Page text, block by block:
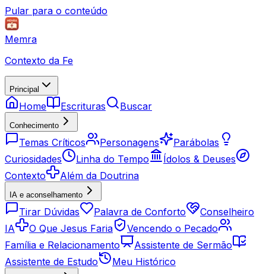
Pular para o conteúdo
Memra
Contexto da Fe
Principal
Home Escrituras Buscar
Conhecimento
Temas Críticos Personagens
Parábolas
Curiosidades
Linha do Tempo
Ídolos & Deuses
Contexto
Além da Doutrina
IA e aconselhamento
Tirar Dúvidas Palavra de Conforto
Conselheiro
IA
O Que Jesus Faria
Vencendo o Pecado
Família e Relacionamento
Assistente de Sermão
Assistente de Estudo
Meu Histórico